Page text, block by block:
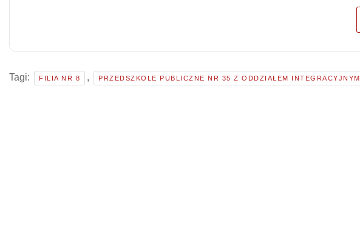
Tagi: FILIA NR 8 , PRZEDSZKOLE PUBLICZNE NR 35 Z ODDZIAŁEM INTEGRACYJNYM